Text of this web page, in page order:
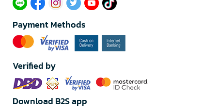
Payment Methods
Verified by
Download B2S app